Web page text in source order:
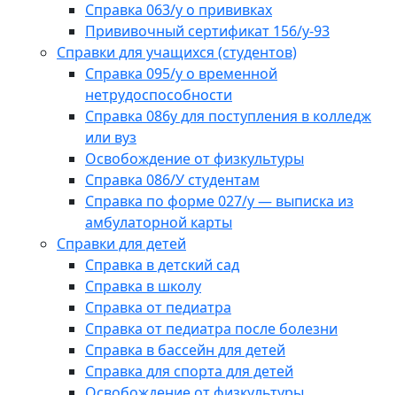
Справка 063/у о прививках
Прививочный сертификат 156/у-93
Справки для учащихся (студентов)
Справка 095/у о временной
нетрудоспособности
Справка 086у для поступления в колледж
или вуз
Освобождение от физкультуры
Справка 086/У студентам
Справка по форме 027/у — выписка из
амбулаторной карты
Справки для детей
Справка в детский сад
Справка в школу
Справка от педиатра
Справка от педиатра после болезни
Справка в бассейн для детей
Справка для спорта для детей